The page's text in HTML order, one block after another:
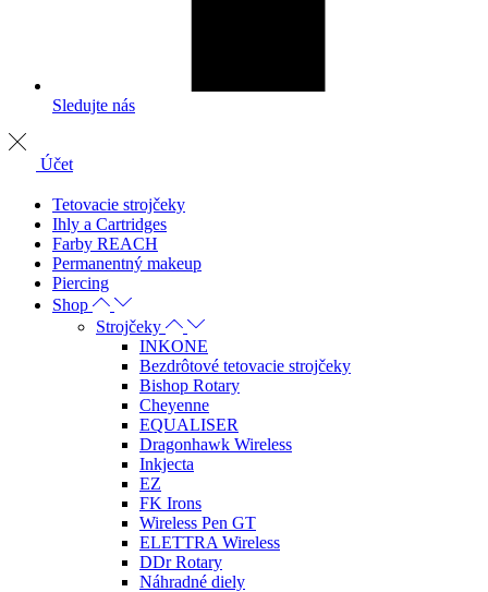
Sledujte nás
Účet
Tetovacie strojčeky
Ihly a Cartridges
Farby REACH
Permanentný makeup
Piercing
Shop
Strojčeky
INKONE
Bezdrôtové tetovacie strojčeky
Bishop Rotary
Cheyenne
EQUALISER
Dragonhawk Wireless
Inkjecta
EZ
FK Irons
Wireless Pen GT
ELETTRA Wireless
DDr Rotary
Náhradné diely